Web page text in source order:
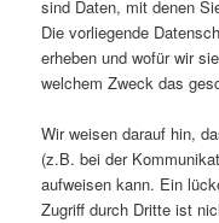
sind Daten, mit denen
Die vorliegende
erheben und wofür wir
welchem Zweck das
Wir weisen darauf hin,
(z.B. bei der
aufweisen kann. Ein
Zugriff durch Dritte ist